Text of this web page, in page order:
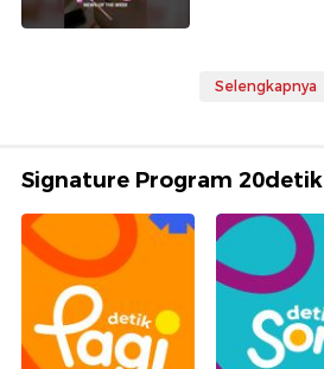
Selengkapnya
Signature Program 20detik